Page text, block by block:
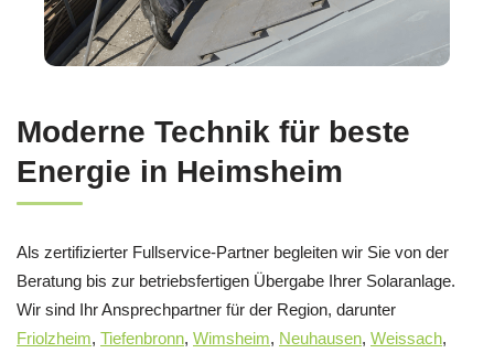
Moderne Technik für beste
Energie in Heimsheim
Als zertifizierter Fullservice-Partner begleiten wir Sie von der
Beratung bis zur betriebsfertigen Übergabe Ihrer Solaranlage.
Wir sind Ihr Ansprechpartner für der Region, darunter
Friolzheim, Tiefenbronn, Wimsheim, Neuhausen, Weissach,